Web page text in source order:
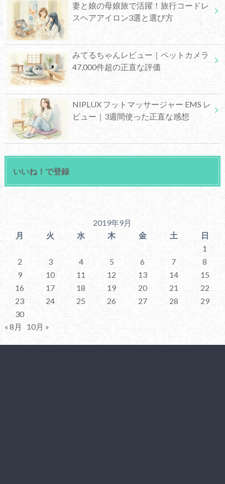
妻と娘の母娘旅で活躍！旅行コードレ
スヘアアイロン3選と選び方
みてるちゃんレビュー｜ペットカメラ
47,000件超の正直な評価
NIPLUX フットマッサージャー EMS レ
ビュー｜3週間使った正直な感想
いいね！で登録
2019年9月
月
火 水 木 金 土
日
1
2
3 4 5 6 7
8
9
10 11 12 13 14
15
16
17 18 19 20 21
22
23
24 25 26 27 28
29
30
« 8月
10月 »